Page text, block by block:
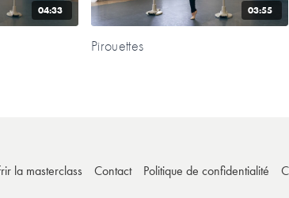
04:33 03:55
Pirouettes
la masterclass Contact Politique de confidentialité